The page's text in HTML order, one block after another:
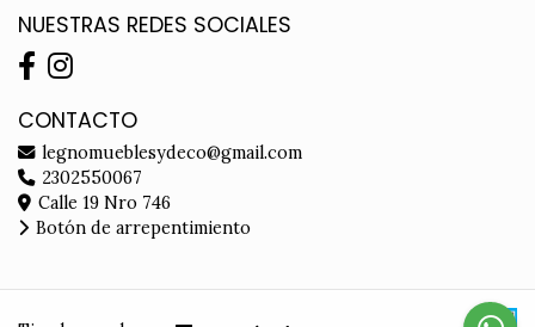
NUESTRAS REDES SOCIALES
CONTACTO
legnomueblesydeco@gmail.com
2302550067
Calle 19 Nro 746
Botón de arrepentimiento